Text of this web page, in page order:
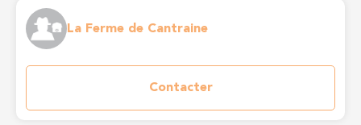
La Ferme de Cantraine
Contacter